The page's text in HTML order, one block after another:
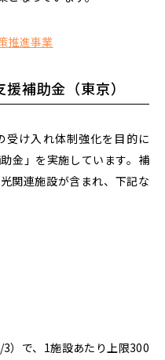
推進事業
補助金（東京）
受け入れ体制強化を目的に
金」を実施しています。 補
関連施設が含まれ、下記な
で、 1施設あたり上限300